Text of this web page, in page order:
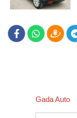
Gada Auto